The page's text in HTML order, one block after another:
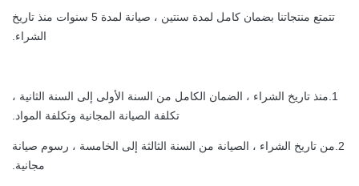
تتمتع منتجاتنا بضمان كامل لمدة سنتين ، صيانة لمدة 5 سنوات منذ تاريخ
الشراء.
1.منذ تاريخ الشراء ، الضمان الكامل من السنة الأولى إلى السنة الثانية ،
تكلفة الصيانة المجانية وتكلفة المواد.
2.من تاريخ الشراء ، الصيانة من السنة الثالثة إلى الخامسة ، رسوم صيانة
مجانية.